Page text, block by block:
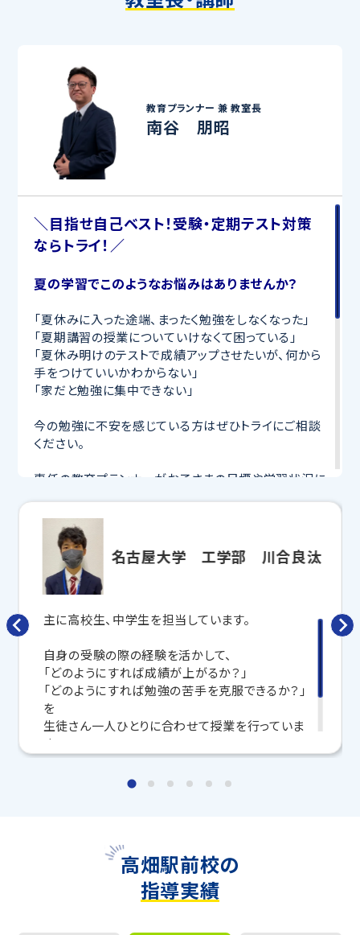
教育プランナー 兼教室長
南谷 朋昭
＼目指せ自己ベスト！受験・定期テスト対策
ならトライ！／
夏の学習でこのようなお悩みはありませんか？
「夏休みに入った途端、まったく勉強をしなくなった」
「夏期講習の授業についていけなくて困っている」
「夏休み明けのテストで成績アップさせたいが、何から
手をつけていいかわからない」
「家だと勉強に集中できない」
今の勉強に不安を感じている方はぜひトライにご相談
ください。
専任の教育プランナーがお子さまの目標や学習状況に
寧に教えてくれるから、効率良く成績アップを目指せま
さらに、授業日以外も利用できる「自習スペース」や主
要科目の対策ができる
します。
トライで一緒に、今までで一番成長できる夏にしよ
う！
マンツーマンの無料体験授業、学習相談、教室見学は
いつでも受付中です。
こちら
教室長兼教育プランナー 南谷 朋昭
名古屋大学 工学部 川合良汰
主に高校生、中学生を担当しています。
自身の受験の際の経験を活かして、
「どのようにすれば成績が上がるか？」
「どのようにすれば勉強の苦手を克服できるか？」
を
生徒さん一人ひとりに合わせて授業を行っていま
す。
ぜひ一緒に勉強しましょう！
高畑駅前校の
指導実績